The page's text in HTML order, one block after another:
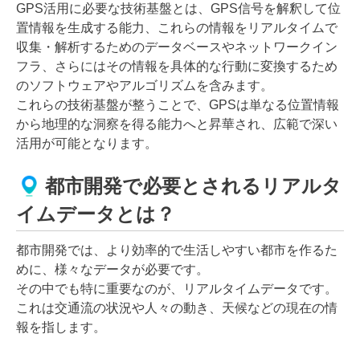
GPS活用に必要な技術基盤とは、GPS信号を解釈して位
置情報を生成する能力、これらの情報をリアルタイムで
収集・解析するためのデータベースやネットワークイン
フラ、さらにはその情報を具体的な行動に変換するため
のソフトウェアやアルゴリズムを含みます。
これらの技術基盤が整うことで、GPSは単なる位置情報
から地理的な洞察を得る能力へと昇華され、広範で深い
活用が可能となります。
都市開発で必要とされるリアルタ
イムデータとは？
都市開発では、より効率的で生活しやすい都市を作るた
めに、様々なデータが必要です。
その中でも特に重要なのが、リアルタイムデータです。
これは交通流の状況や人々の動き、天候などの現在の情
報を指します。